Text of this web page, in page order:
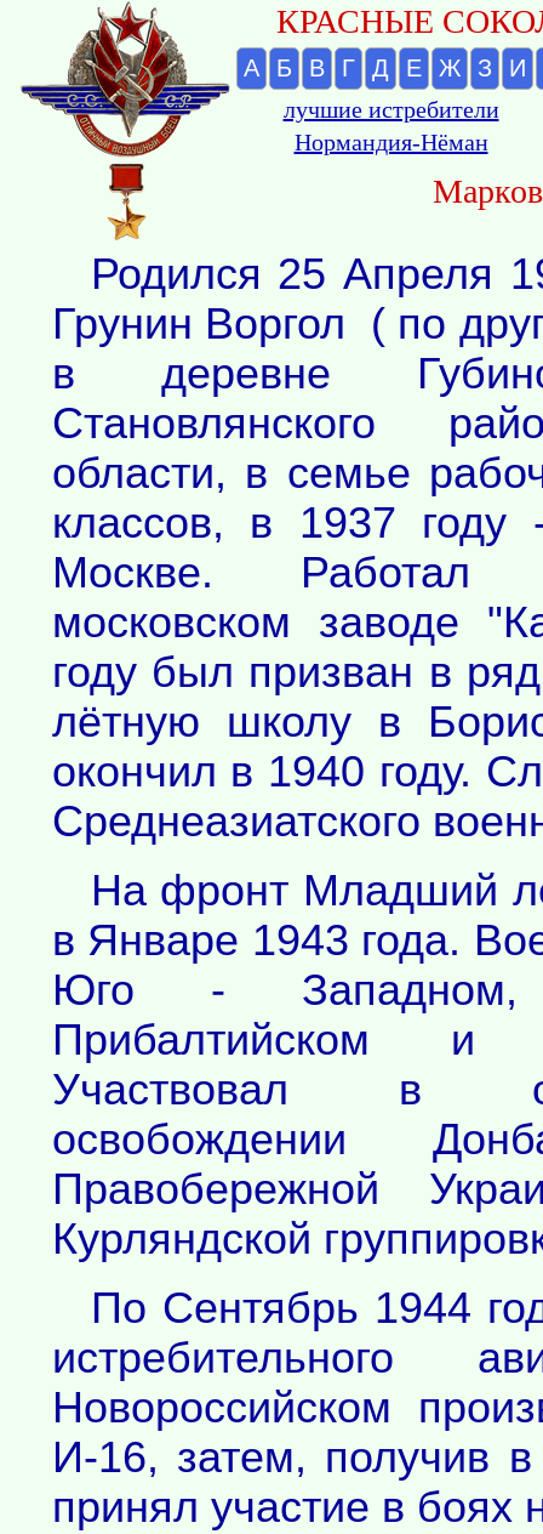
КРАСНЫЕ
А Б В Г Д Е Ж З И
лучшие истребители
Нормандия-Нёман
Родился 25 Апреля
Грунин Воргол ( по
в деревне
Становлянского
области, в семье
классов, в 1937
Москве. Работал
московском заводе
году был призван в
лётную школу в
окончил в 1940 году.
Среднеазиатского
На фронт Младший
в Январе 1943 года.
Юго -
Прибалтийском и
Участвовал в
освобождении
Правобережной
Курляндской
По Сентябрь 1944
истребительного
Новороссийском
И-16, затем, получив
принял участие в боях